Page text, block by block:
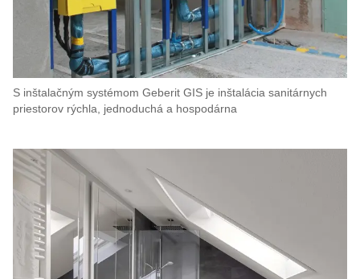
S inštalačným systémom Geberit GIS je inštalácia sanitárnych
priestorov rýchla, jednoduchá a hospodárna